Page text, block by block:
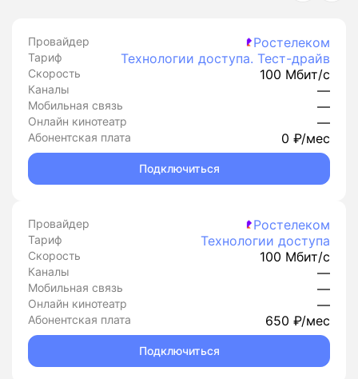
Провайдер Ростелеком
Тариф Технологии доступа. Тест-драйв
Скорость 100 Мбит/с
Каналы —
Мобильная связь —
Онлайн кинотеатр —
Абонентская плата 0 ₽/мес
Подключиться
Провайдер Ростелеком
Тариф Технологии доступа
Скорость 100 Мбит/с
Каналы —
Мобильная связь —
Онлайн кинотеатр —
Абонентская плата 650 ₽/мес
Подключиться